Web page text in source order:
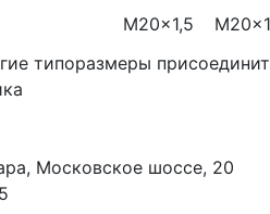
М20×1,5
типоразмеры
Московское шоссе, 20